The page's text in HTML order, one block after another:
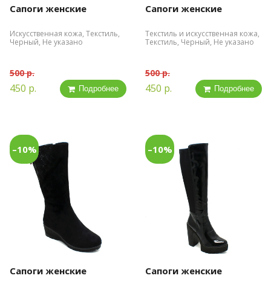
Сапоги женские
Искусственная кожа, Текстиль,
Черный, Не указано
500 р.
450 р. Подробнее
Сапоги женские
Текстиль и искусственная кожа,
Текстиль, Черный, Не указано
500 р.
450 р. Подробнее
–10%
Сапоги женские
–10%
Сапоги женские